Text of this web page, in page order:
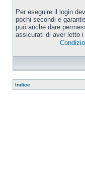
Per eseguire il login
pochi secondi e
puó anche dare
assicurati di aver letto i
Indice